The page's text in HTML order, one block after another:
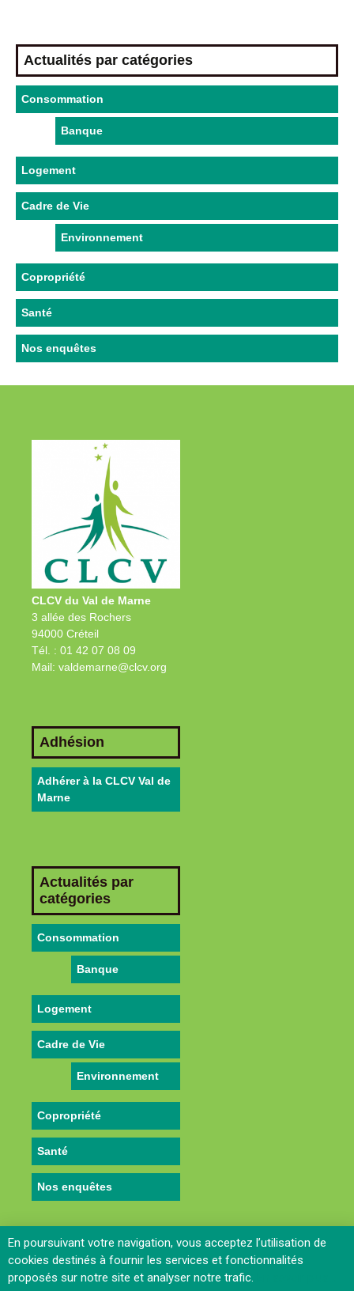
Actualités par catégories
Consommation
Banque
Logement
Cadre de Vie
Environnement
Copropriété
Santé
Nos enquêtes
CLCV du Val de Marne
3 allée des Rochers
94000 Créteil
Tél. : 01 42 07 08 09
Mail: valdemarne@clcv.org
Adhésion
Adhérer à la CLCV Val de
Marne
Actualités par
catégories
Consommation
Banque
Logement
Cadre de Vie
Environnement
Copropriété
Santé
Nos enquêtes
Mentions legales
En poursuivant votre navigation, vous acceptez l’utilisation de
cookies destinés à fournir les services et fonctionnalités
proposés sur notre site et analyser notre trafic.